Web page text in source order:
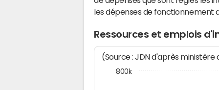
les dépenses de fonctionnement
Ressources et emplois
(Source : JDN d'après ministère
800k